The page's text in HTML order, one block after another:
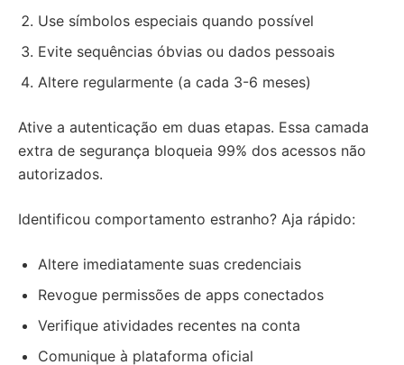
Use símbolos especiais quando possível
Evite sequências óbvias ou dados pessoais
Altere regularmente (a cada 3-6 meses)
Ative a autenticação em duas etapas. Essa camada
extra de segurança bloqueia 99% dos acessos não
autorizados.
Identificou comportamento estranho? Aja rápido:
Altere imediatamente suas credenciais
Revogue permissões de apps conectados
Verifique atividades recentes na conta
Comunique à plataforma oficial